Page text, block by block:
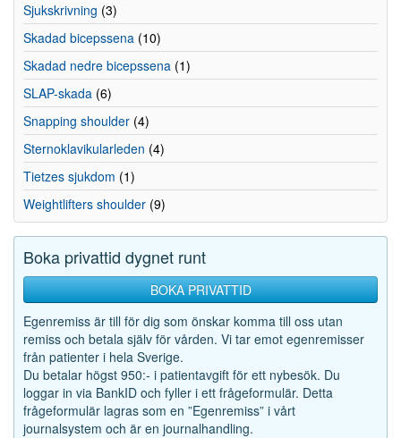
Sjukskrivning (3)
Skadad bicepssena (10)
Skadad nedre bicepssena (1)
SLAP-skada (6)
Snapping shoulder (4)
Sternoklavikularleden (4)
Tietzes sjukdom (1)
Weightlifters shoulder (9)
Boka privattid dygnet runt
BOKA PRIVATTID
Egenremiss är till för dig som önskar komma till oss utan
remiss och betala själv för vården. Vi tar emot egenremisser
från patienter i hela Sverige.
Du betalar högst 950:- i patientavgift för ett nybesök. Du
loggar in via BankID och fyller i ett frågeformulär. Detta
frågeformulär lagras som en ”Egenremiss” i vårt
journalsystem och är en journalhandling.